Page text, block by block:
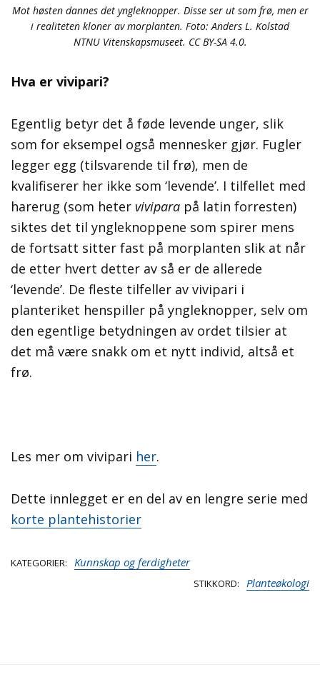
Mot høsten dannes det yngleknopper. Disse ser ut som frø, men er
i realiteten kloner av morplanten. Foto: Anders L. Kolstad
NTNU Vitenskapsmuseet. CC BY-SA 4.0.
Hva er vivipari?
Egentlig betyr det å føde levende unger, slik
som for eksempel også mennesker gjør. Fugler
legger egg (tilsvarende til frø), men de
kvalifiserer her ikke som ‘levende’. I tilfellet med
harerug (som heter vivipara på latin forresten)
siktes det til yngleknoppene som spirer mens
de fortsatt sitter fast på morplanten slik at når
de etter hvert detter av så er de allerede
‘levende’. De fleste tilfeller av vivipari i
planteriket henspiller på yngleknopper, selv om
den egentlige betydningen av ordet tilsier at
det må være snakk om et nytt individ, altså et
frø.
Les mer om vivipari her.
Dette innlegget er en del av en lengre serie med
korte plantehistorier
KATEGORIER Kunnskap og ferdigheter
STIKKORD Planteøkologi